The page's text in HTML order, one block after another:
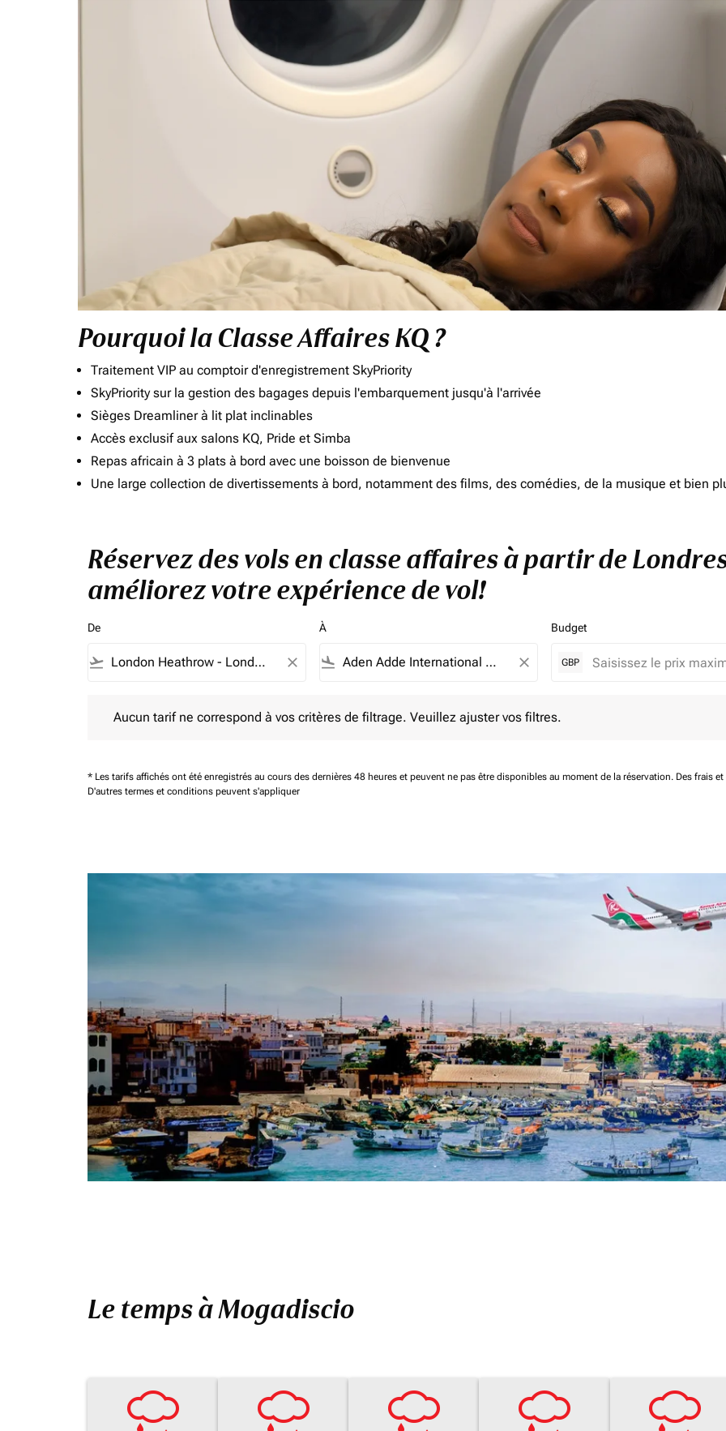
Pourquoi la Classe Affaires KQ ?
Traitement VIP au comptoir d'enregistrement SkyPriority
SkyPriority sur la gestion des bagages depuis l'embarquement jusqu'à l'arrivée
Sièges Dreamliner à lit plat inclinables
Accès exclusif aux salons KQ, Pride et Simba
Repas africain à 3 plats à bord avec une boisson de bienvenue
Une large collection de divertissements à bord, notamment des films, des comédies, de la musique et bien
Réservez des vols en classe affaires à partir de
améliorez votre expérience de vol!
De
flight_takeoff close
À
flight_land close
Budget
GBP
Aucun tarif ne correspond à vos critères de filtrage. Veuillez ajuster vos filtres.
* Les tarifs affichés ont été enregistrés au cours des dernières 48 heures et peuvent ne pas être disponibles au moment de la réservation. Des frais
D'autres termes et conditions peuvent s'appliquer
Le temps à Mogadiscio